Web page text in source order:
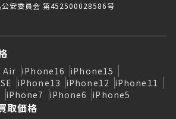
公安委員会 第452500028586号
Air iPhone16 iPhone15
iPhone13 iPhone12 iPhone11
iPhone7 iPhone6 iPhone5
取価格